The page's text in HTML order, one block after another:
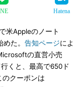
Hatena
米Appleのノート
た。 告知ページによ
の直営小売
くと、最高で650ド
のクーポンは